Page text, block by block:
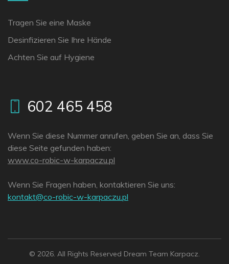
Tragen Sie eine Maske
Desinfizieren Sie Ihre Hände
Achten Sie auf Hygiene
602 465 458
Wenn Sie diese Nummer anrufen, geben Sie an, dass Sie
diese Seite gefunden haben:
www.co-robic-w-karpaczu.pl
Wenn Sie Fragen haben, kontaktieren Sie uns:
lp.uzcaprak-w-cibor-oc@tkatnok
© 2026. All Rights Reserved Dream Team Karpacz.